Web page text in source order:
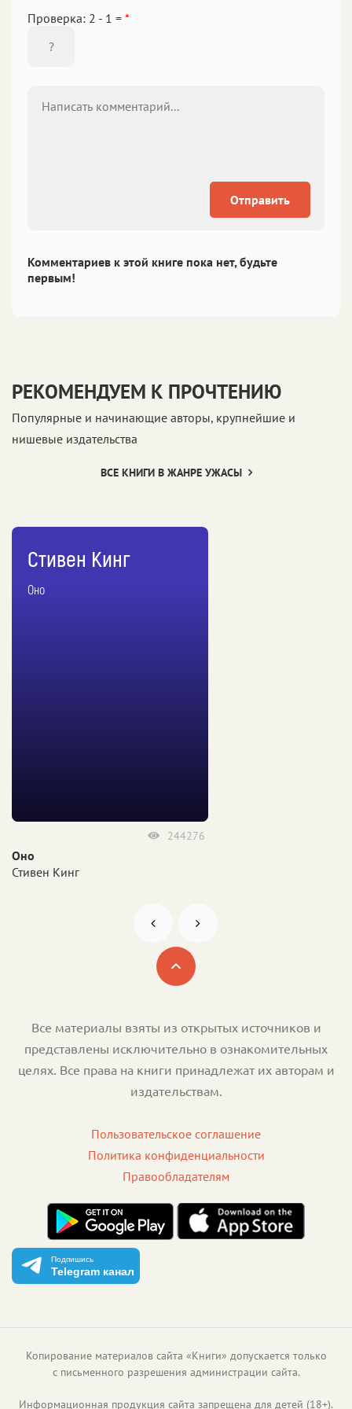
Проверка: 2 - 1 = *
Отправить
Комментариев к этой книге пока нет, будьте
первым!
РЕКОМЕНДУЕМ К ПРОЧТЕНИЮ
Популярные и начинающие авторы, крупнейшие и
нишевые издательства
ВСЕ КНИГИ В ЖАНРЕ УЖАСЫ
Стивен Кинг
Оно
244276
Оно
Стивен Кинг
Все материалы взяты из открытых источников и
представлены исключительно в ознакомительных
целях. Все права на книги принадлежат их авторам и
издательствам.
Пользовательское соглашение
Политика конфиденциальности
Правообладателям
Подпишись
Telegram канал
Копирование материалов сайта «Книги» допускается только
с письменного разрешения администрации сайта.
Информационная продукция сайта запрещена для детей (18+).